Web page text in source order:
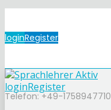
loginRegister
Telefon: +49-1758947710
loginRegister